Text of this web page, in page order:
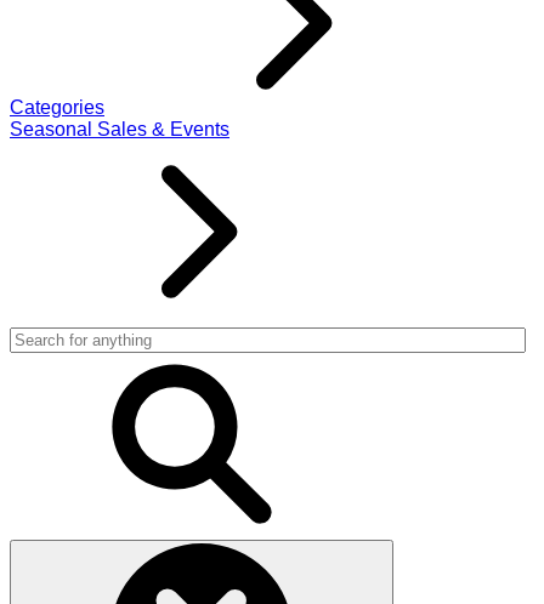
Categories
Seasonal Sales & Events